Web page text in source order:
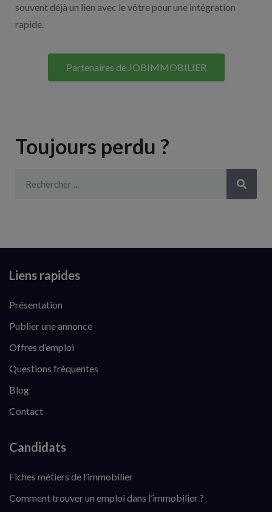
souvent déjà un lien avec le vôtre pour une intégration
rapide.
Partenaires de JOBIMMOBILIER
Toujours perdu ?
Liens rapides
Présentation
Publier une annonce
Offres d’emploi
Questions fréquentes
Blog
Contact
Candidats
Fiches métiers de l’immobilier
Comment trouver un emploi dans l’immobilier ?